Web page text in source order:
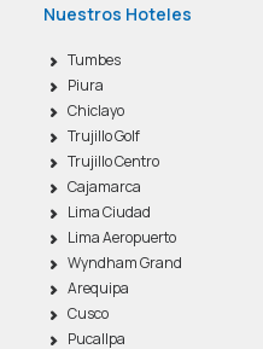
Nuestros Hoteles
Tumbes
Piura
Chiclayo
Trujillo Golf
Trujillo Centro
Cajamarca
Lima Ciudad
Lima Aeropuerto
Wyndham Grand
Arequipa
Cusco
Pucallpa